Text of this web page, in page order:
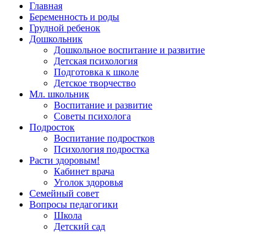
Главная
Беременность и роды
Грудной ребенок
Дошкольник
Дошкольное воспитание и развитие
Детская психология
Подготовка к школе
Детское творчество
Мл. школьник
Воспитание и развитие
Советы психолога
Подросток
Воспитание подростков
Психология подростка
Расти здоровым!
Кабинет врача
Уголок здоровья
Семейный совет
Вопросы педагогики
Школа
Детский сад